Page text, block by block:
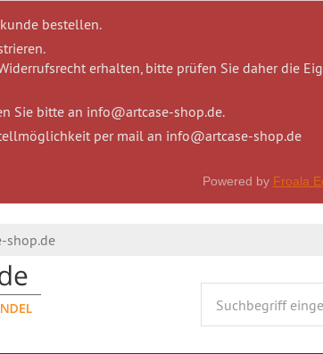
bestellen.
erhalten, bitte prüfen Sie daher die
Sie bitte an info@artcase-shop.de.
per mail an info@artcase-shop.de
Powered by Froala
shop.de